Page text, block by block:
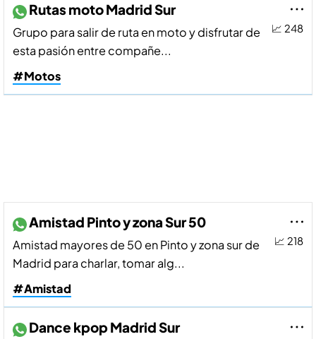
📈 248
Rutas moto Madrid Sur
Grupo para salir de ruta en moto y disfrutar de
esta pasión entre compañe...
#Motos
📈 218
Amistad Pinto y zona Sur 50
Amistad mayores de 50 en Pinto y zona sur de
Madrid para charlar, tomar alg...
#Amistad
Dance kpop Madrid Sur